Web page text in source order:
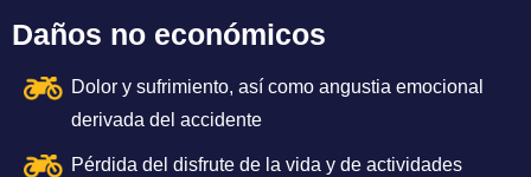
Daños no económicos
Dolor y sufrimiento, así como angustia emocional
derivada del accidente
Pérdida del disfrute de la vida y de actividades